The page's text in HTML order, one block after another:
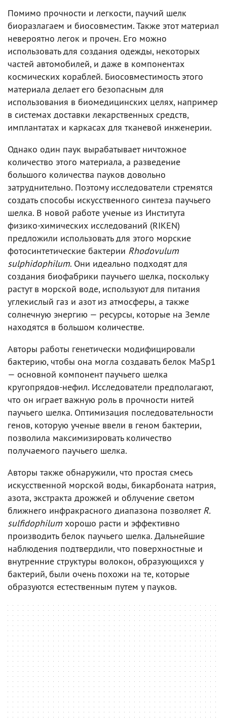
Помимо прочности и легкости, паучий шелк
биоразлагаем и биосовместим. Также этот материал
невероятно легок и прочен. Его можно
использовать для создания одежды, некоторых
частей автомобилей, и даже в компонентах
космических кораблей. Биосовместимость этого
материала делает его безопасным для
использования в биомедицинских целях, например
в системах доставки лекарственных средств,
имплантатах и каркасах для тканевой инженерии.
Однако один паук вырабатывает ничтожное
количество этого материала, а разведение
большого количества пауков довольно
затруднительно. Поэтому исследователи стремятся
создать способы искусственного синтеза паучьего
шелка. В новой работе ученые из Института
физико-химических исследований (RIKEN)
предложили использовать для этого морские
фотосинтетические бактерии Rhodovulum
sulphidophilum. Они идеально подходят для
создания биофабрики паучьего шелка, поскольку
растут в морской воде, используют для питания
углекислый газ и азот из атмосферы, а также
солнечную энергию — ресурсы, которые на Земле
находятся в большом количестве.
Авторы работы генетически модифицировали
бактерию, чтобы она могла создавать белок MaSp1
— основной компонент паучьего шелка
кругопрядов-нефил. Исследователи предполагают,
что он играет важную роль в прочности нитей
паучьего шелка. Оптимизация последовательности
генов, которую ученые ввели в геном бактерии,
позволила максимизировать количество
получаемого паучьего шелка.
Авторы также обнаружили, что простая смесь
искусственной морской воды, бикарбоната натрия,
азота, экстракта дрожжей и облучение светом
ближнего инфракрасного диапазона позволяетR.
sulfidophilum хорошо расти и эффективно
производить белок паучьего шелка. Дальнейшие
наблюдения подтвердили, что поверхностные и
внутренние структуры волокон, образующихся у
бактерий, были очень похожи на те, которые
образуются естественным путем у пауков.